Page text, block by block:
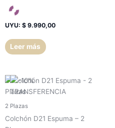
UYU: $ 9.990,00
Leer más
2 Plazas
Colchón D21 Espuma – 2